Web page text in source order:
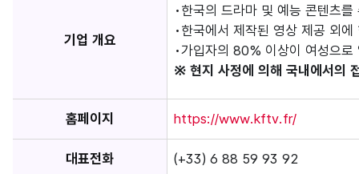
기업 개요
한국의 드라마 및 예능 콘텐츠
한국에서 제작된 영상 제공 외
가입자의 80% 이상이 여성으로
※ 현지 사정에 의해 국내에서의
홈페이지 https://www.kftv.fr/
대표전화 (+33) 6 88 59 93 92